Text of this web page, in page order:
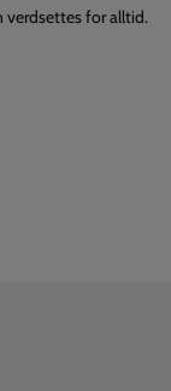
for alltid.